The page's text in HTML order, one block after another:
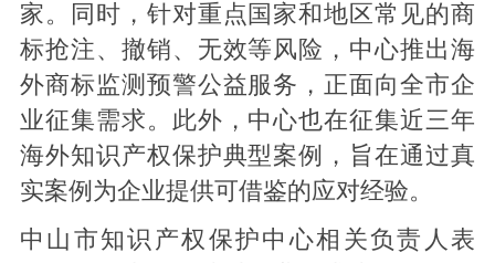
家。同时，针对重点国家和地区常见的商
标抢注、撤销、无效等风险，中心推出海
外商标监测预警公益服务，正面向全市企
业征集需求。此外，中心也在征集近三年
海外知识产权保护典型案例，旨在通过真
实案例为企业提供可借鉴的应对经验。
中山市知识产权保护中心相关负责人表